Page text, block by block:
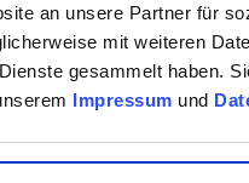
an unsere Partner für
mit weiteren
gesammelt haben.
Impressum und
Sprechen Sie uns